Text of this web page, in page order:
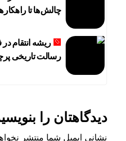
چالش‌ها تا
ریشه انتقام
رسالت تاریخی
دیدگاهتان را
نشانی ایمیل شما منتشر